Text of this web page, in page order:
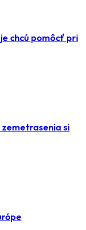
chcú pomôcť pri
zemetrasenia si